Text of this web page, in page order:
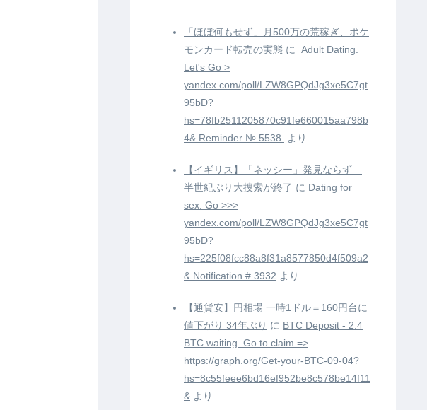
「ほぼ何もせず」月500万の荒稼ぎ、ポケ
モンカード転売の実態 に
️ Adult Dating.
Let's Go >
yandex.com/poll/LZW8GPQdJg3xe5C7gt
95bD?
hs=78fb2511205870c91fe660015aa798b
4& Reminder № 5538 ️
より
【イギリス】「ネッシー」発見ならず
半世紀ぶり大捜索が終了 に Dating for
sex. Go >>>
yandex.com/poll/LZW8GPQdJg3xe5C7gt
95bD?
hs=225f08fcc88a8f31a8577850d4f509a2
& Notification # 3932 より
【通貨安】円相場 一時1ドル＝160円台に
値下がり 34年ぶり に BTC Deposit - 2.4
BTC waiting. Go to claim =>
https://graph.org/Get-your-BTC-09-04?
hs=8c55feee6bd16ef952be8c578be14f11
& より